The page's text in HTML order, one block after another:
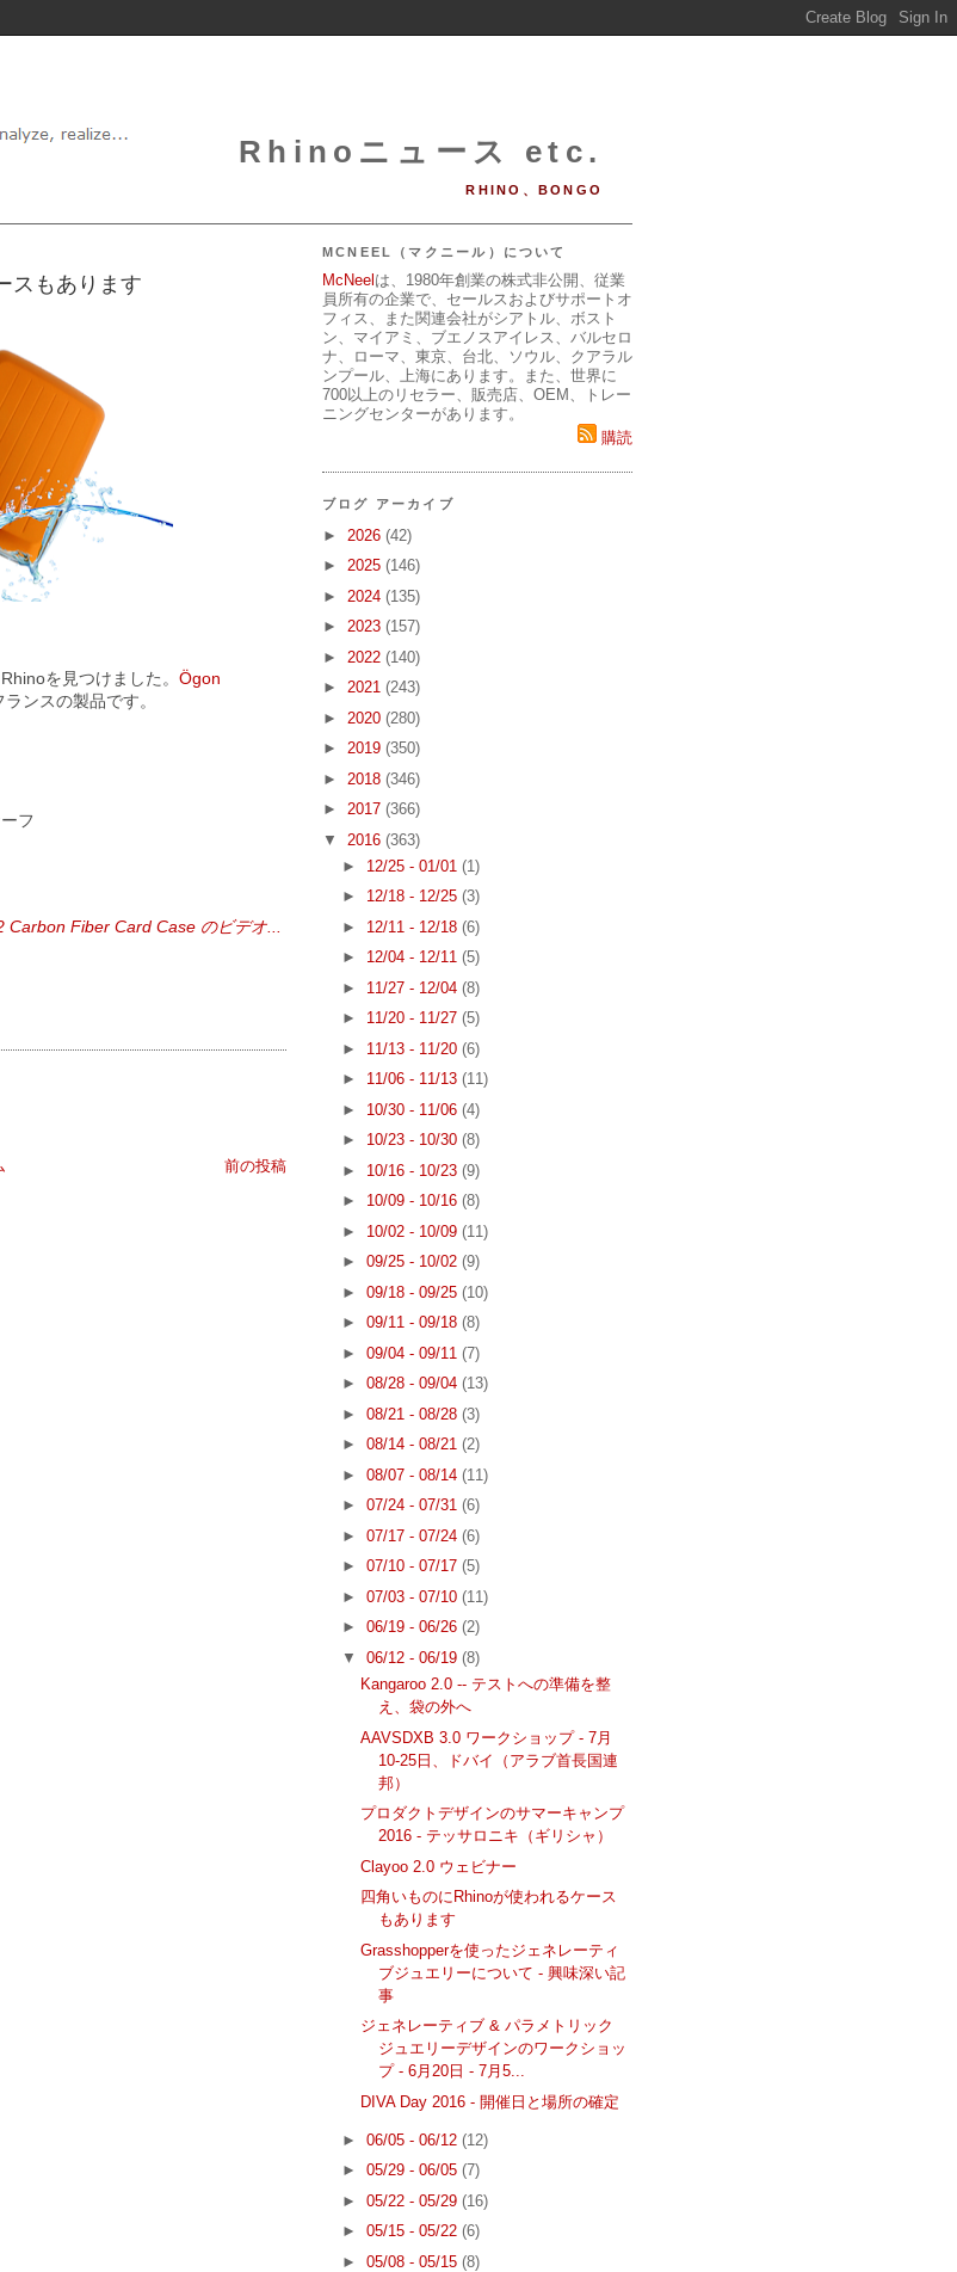
Rhinoニュース etc.
RHINO、BONGO
スもあります
を見つけました。 Ögon
ンスの製品です。
フ
Carbon Fiber Card Case のビデオ...
前の投稿
MCNEEL（マクニール）について
McNeel は、1980年創業の株式非公開、従業
員所有の企業で、セールスおよびサポートオ
フィス、また関連会社がシアトル、ボスト
ン、マイアミ、ブエノスアイレス、バルセロ
ナ、ローマ、東京、台北、ソウル、クアラル
ンプール、上海にあります。また、世界に
700以上のリセラー、販売店、OEM、トレー
ニングセンターがあります。
購読
ブログ アーカイブ
► 2026 (42)
► 2025 (146)
► 2024 (135)
► 2023 (157)
► 2022 (140)
► 2021 (243)
► 2020 (280)
► 2019 (350)
► 2018 (346)
► 2017 (366)
▼ 2016 (363)
► 12/25 - 01/01 (1)
► 12/18 - 12/25 (3)
► 12/11 - 12/18 (6)
► 12/04 - 12/11 (5)
► 11/27 - 12/04 (8)
► 11/20 - 11/27 (5)
► 11/13 - 11/20 (6)
► 11/06 - 11/13 (11)
► 10/30 - 11/06 (4)
► 10/23 - 10/30 (8)
► 10/16 - 10/23 (9)
► 10/09 - 10/16 (8)
► 10/02 - 10/09 (11)
► 09/25 - 10/02 (9)
► 09/18 - 09/25 (10)
► 09/11 - 09/18 (8)
► 09/04 - 09/11 (7)
► 08/28 - 09/04 (13)
► 08/21 - 08/28 (3)
► 08/14 - 08/21 (2)
► 08/07 - 08/14 (11)
► 07/24 - 07/31 (6)
► 07/17 - 07/24 (6)
► 07/10 - 07/17 (5)
► 07/03 - 07/10 (11)
► 06/19 - 06/26 (2)
▼ 06/12 - 06/19 (8)
Kangaroo 2.0 -- テストへの準備を整
え、袋の外へ
AAVSDXB 3.0 ワークショップ - 7月
10-25日、ドバイ（アラブ首長国連
邦）
プロダクトデザインのサマーキャンプ
2016 - テッサロニキ（ギリシャ）
Clayoo 2.0 ウェビナー
四角いものにRhinoが使われるケース
もあります
Grasshopperを使ったジェネレーティ
ブジュエリーについて - 興味深い記
事
ジェネレーティブ & パラメトリック
ジュエリーデザインのワークショッ
プ - 6月20日 - 7月5...
DIVA Day 2016 - 開催日と場所の確定
► 06/05 - 06/12 (12)
► 05/29 - 06/05 (7)
► 05/22 - 05/29 (16)
► 05/15 - 05/22 (6)
► 05/08 - 05/15 (8)